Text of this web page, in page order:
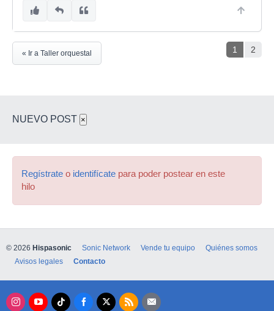
1 2
« Ir a Taller orquestal
NUEVO POST ×
Regístrate o identifícate para poder postear en este
hilo
© 2026 Hispasonic Sonic Network Vende tu equipo
Quiénes somos
Avisos legales
Contacto